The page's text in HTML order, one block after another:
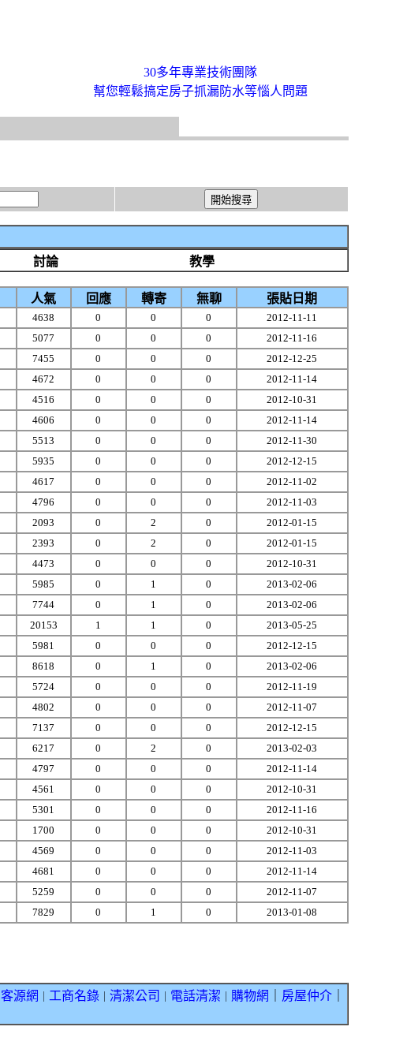
30多年專業技術團隊
幫您輕鬆搞定房子抓漏防水等惱人問題
討論 教學
人氣 回應 轉寄 無聊
張貼日期
4638 0 0 0 2012-11-11
5077 0 0 0 2012-11-16
7455 0 0 0 2012-12-25
4672 0 0 0 2012-11-14
4516 0 0 0 2012-10-31
4606 0 0 0 2012-11-14
5513 0 0 0 2012-11-30
5935 0 0 0 2012-12-15
4617 0 0 0 2012-11-02
4796 0 0 0 2012-11-03
2093 0 2 0 2012-01-15
2393 0 2 0 2012-01-15
4473 0 0 0 2012-10-31
5985 0 1 0 2013-02-06
7744 0 1 0 2013-02-06
20153 1 1 0 2013-05-25
5981 0 0 0 2012-12-15
8618 0 1 0 2013-02-06
5724 0 0 0 2012-11-19
4802 0 0 0 2012-11-07
7137 0 0 0 2012-12-15
6217 0 2 0 2013-02-03
4797 0 0 0 2012-11-14
4561 0 0 0 2012-10-31
5301 0 0 0 2012-11-16
1700 0 0 0 2012-10-31
4569 0 0 0 2012-11-03
4681 0 0 0 2012-11-14
5259 0 0 0 2012-11-07
7829 0 1 0 2013-01-08
客源網 工商名錄｜ 清潔公司 電話清潔 購物網 房屋仲介｜